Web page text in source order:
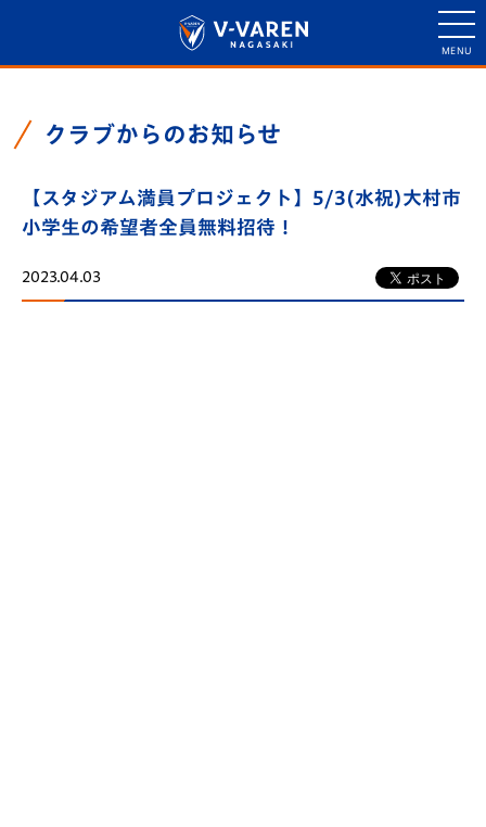
クラブからのお知らせ
【スタジアム満員プロジェクト】5/3(水祝)大村市
小学生の希望者全員無料招待！
2023.04.03